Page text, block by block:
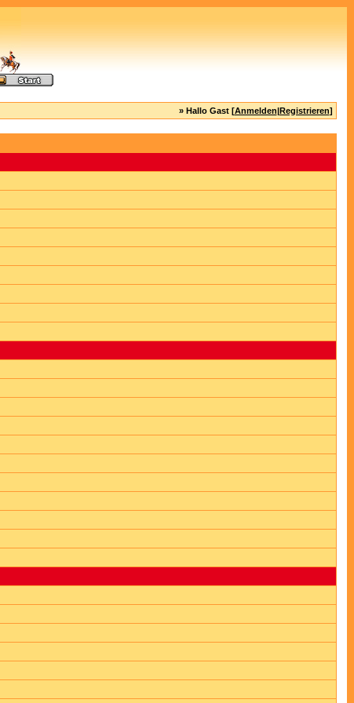
» Hallo Gast [Anmelden|Registrieren]